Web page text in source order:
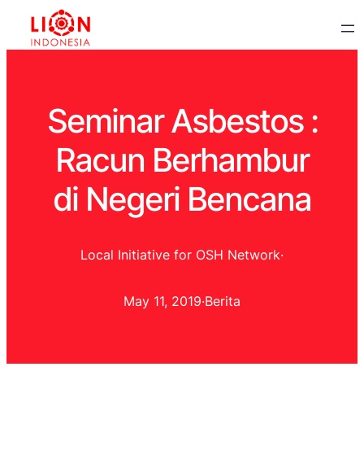
Seminar Asbestos :
Racun Berhambur
di Negeri Bencana
Local Initiative for OSH Network·
May 11, 2019·Berita